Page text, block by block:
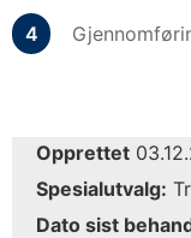
Opprettet
Spesialutvalg:
Dato sist